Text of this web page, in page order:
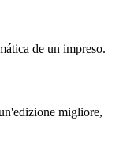
de un impreso.
migliore,